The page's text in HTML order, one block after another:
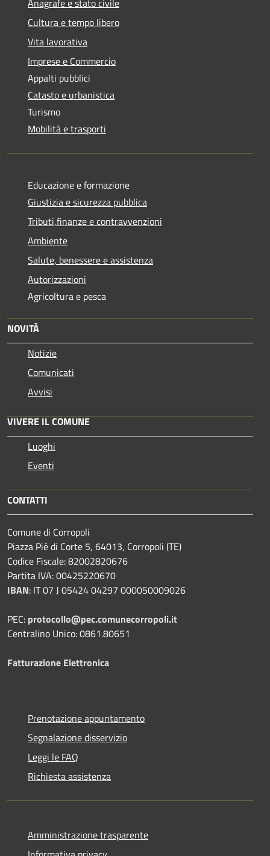
Anagrafe e stato civile
Cultura e tempo libero
Vita lavorativa
Imprese e Commercio
Appalti pubblici
Catasto e urbanistica
Turismo
Mobilità e trasporti
Educazione e formazione
Giustizia e sicurezza pubblica
Tributi,finanze e contravvenzioni
Ambiente
Salute, benessere e assistenza
Autorizzazioni
Agricoltura e pesca
NOVITÀ
Notizie
Comunicati
Avvisi
VIVERE IL COMUNE
Luoghi
Eventi
CONTATTI
Comune di Corropoli
Piazza Pié di Corte 5, 64013, Corropoli (TE)
Codice Fiscale: 82002820676
Partita IVA: 00425220670
IBAN: IT 07 J 05424 04297 000050009026
PEC: protocollo@pec.comunecorropoli.it
Centralino Unico: 0861.80651
Fatturazione Elettronica
Prenotazione appuntamento
Segnalazione disservizio
Leggi le FAQ
Richiesta assistenza
Amministrazione trasparente